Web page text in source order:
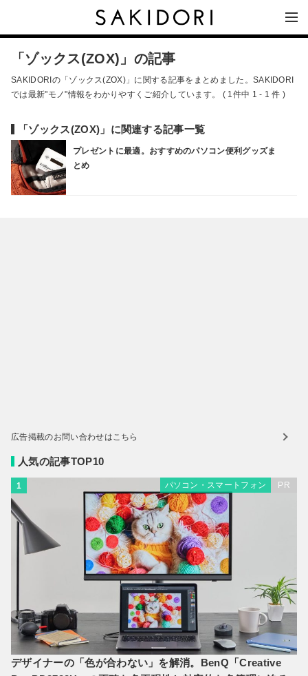
「ゾックス(ZOX)」の記事
SAKIDORIの「ゾックス(ZOX)」に関する記事をまとめました。SAKIDORI
では最新"モノ"情報をわかりやすくご紹介しています。 ( 1件中 1 - 1 件 )
「ゾックス(ZOX)」に関連する記事一覧
プレゼントに最適。おすすめのパソコン便利グッズま
とめ
広告掲載のお問い合わせはこちら
人気の記事TOP10
1 パソコン・スマートフォン PR
デザイナーの「色が合わない」を解消。BenQ「Creative